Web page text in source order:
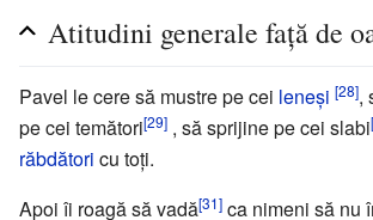
Atitudini generale faţă de
Pavel le cere să mustre pe cei leneşi [28],
pe cei temători[29] , să sprijine pe cei slabi
răbdători cu toţi.
Apoi îi roagă să vadă[31] ca nimeni să nu